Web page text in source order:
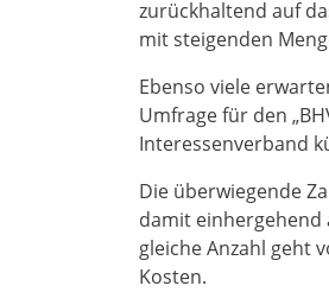
zurückhaltend auf
mit steigenden
Ebenso viele
Umfrage für den
Interessenverband
Die überwiegende
damit einhergehend
gleiche Anzahl geht
Kosten.